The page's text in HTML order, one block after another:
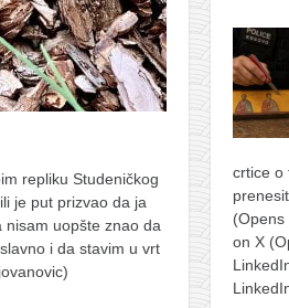
repliku Studeničkog
je put prizvao da ja
uopšte znao da
i da stavim u vrt
crtice o
(Opens
on X